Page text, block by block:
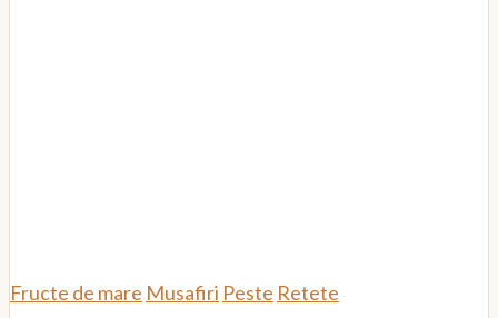
Fructe de mare Musafiri Peste Retete